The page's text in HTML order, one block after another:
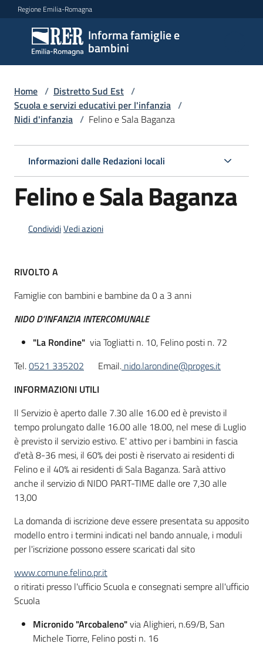
Vai al contenuto
Vai alla navigazione
Vai al footer
Regione Emilia-Romagna
Informa famiglie e
bambini
Informa
famiglie
e
bambini
Informazioni
locali
Newsletter
Home / Distretto Sud Est /
Scuola e servizi educativi per l'infanzia /
Nidi d'infanzia / Felino e Sala Baganza
Informazioni dalle Redazioni locali
Felino e Sala Baganza
CondividiVedi azioni
RIVOLTO A
Famiglie con bambini e bambine da 0 a 3 anni
NIDO D’INFANZIA INTERCOMUNALE
"La Rondine" via Togliatti n. 10, Felino posti n. 72
Tel.0521 335202 Email. nido.larondine@proges.it
INFORMAZIONI UTILI
Il Servizio è aperto dalle 7.30 alle 16.00 ed è previsto il
tempo prolungato dalle 16.00 alle 18.00, nel mese di Luglio
è previsto il servizio estivo. E' attivo per i bambini in fascia
d'età 8-36 mesi, il 60% dei posti è riservato ai residenti di
Felino e il 40% ai residenti di Sala Baganza. Sarà attivo
anche il servizio di NIDO PART-TIME dalle ore 7,30 alle
13,00
La domanda di iscrizione deve essere presentata su apposito
modello entro i termini indicati nel bando annuale, i moduli
per l'iscrizione possono essere scaricati dal sito
www.comune.felino.pr.it
o ritirati presso l'ufficio Scuola e consegnati sempre all'ufficio
Scuola
Micronido "Arcobaleno"via Alighieri, n.69/B, San
Michele Tiorre, Felino posti n. 16